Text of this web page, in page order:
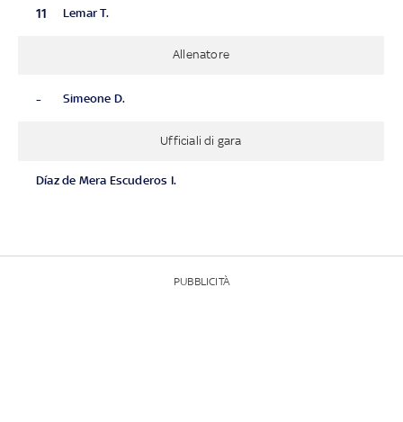
11 Lemar T.
Allenatore
- Simeone D.
Ufficiali di gara
Díaz de Mera Escuderos I.
PUBBLICITÀ